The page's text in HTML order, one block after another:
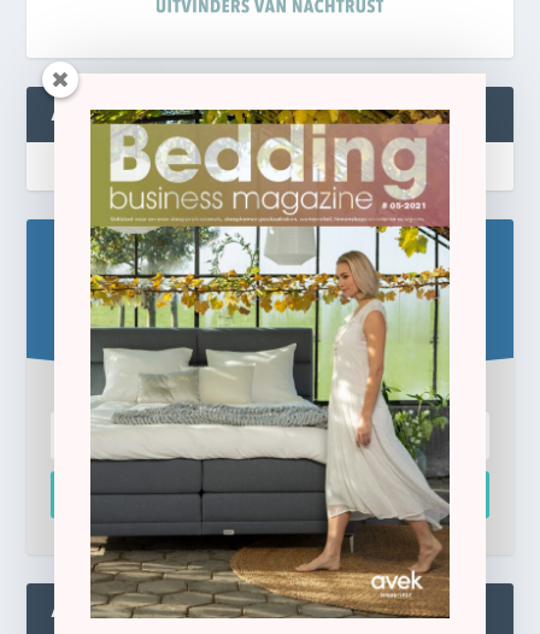
ABONNEREN
Blijf op de hoogte!
Schrijf u hier in voor de gratis e-newsletter.
Inschrijven
ADMIN